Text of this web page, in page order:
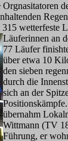
wetterfeste
Läuferinnen an
77 Läufer
über etwa 10
den sieben
durch die
sich an der
übernahm
Wittmann (TV
Führung, er